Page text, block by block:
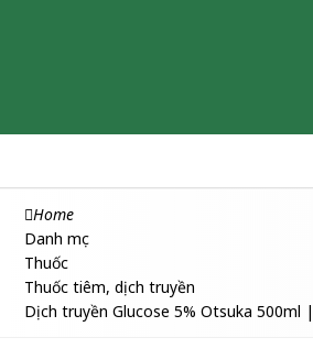
Home
Danh mục
Thuốc
Thuốc tiêm, dịch truyền
Dịch truyền Glucose 5% Otsuka 500ml